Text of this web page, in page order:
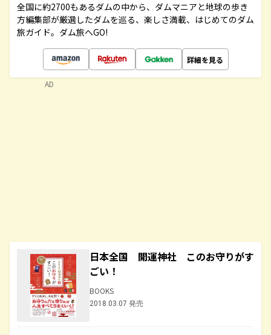
全国に約2700もあるダムの中から、ダムマニアと地球の歩き
方編集部が厳選したダムを巡る、楽しさ満載、はじめてのダム
旅ガイド。ダム旅へGO!
詳細を見る
日本全国 開運神社 このお守りがす
ごい！
BOOKS
2018.03.07 発売
AD